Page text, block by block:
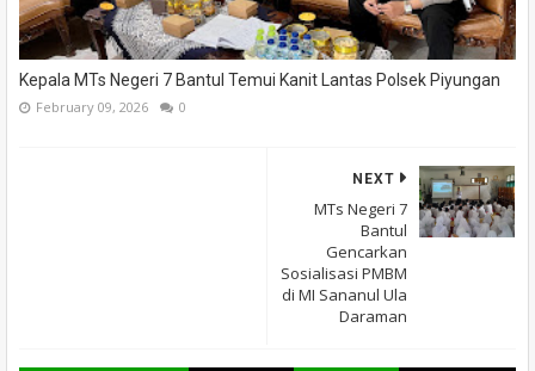
Kepala MTs Negeri 7 Bantul Temui Kanit Lantas Polsek Piyungan
February 09, 2026 0
NEXT
MTs Negeri 7
Bantul
Gencarkan
Sosialisasi PMBM
di MI Sananul Ula
Daraman